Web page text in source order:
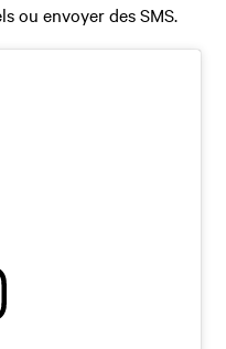
ou envoyer des SMS.